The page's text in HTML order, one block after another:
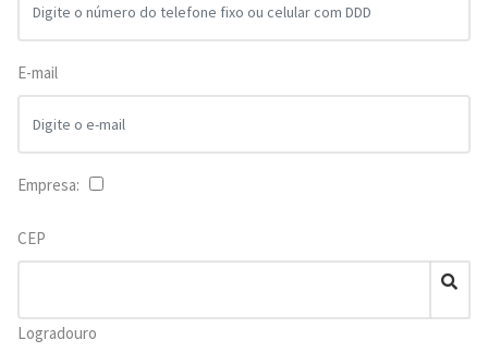
E-mail
Empresa:
CEP
Logradouro